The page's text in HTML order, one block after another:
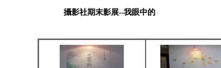
攝影社期末影展--我眼中的